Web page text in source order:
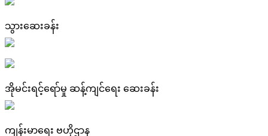
သွားဆေးခန်း
အိုမင်းရင့်ရော်မှု ဆန့်ကျင်ရေး ဆေးခန်း
ကျန်းမာရေး ဗဟိုဌာန